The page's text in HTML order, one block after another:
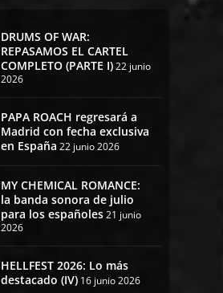
DRUMS OF WAR:
REPASAMOS EL CARTEL
COMPLETO (PARTE I)22 junio
2026
PAPA ROACH regresará a
Madrid con fecha exclusiva
en España 22 junio 2026
MY CHEMICAL ROMANCE:
la banda sonora de julio
para los españoles21 junio
2026
HELLFEST 2026: Lo más
destacado (IV) 16 junio 2026